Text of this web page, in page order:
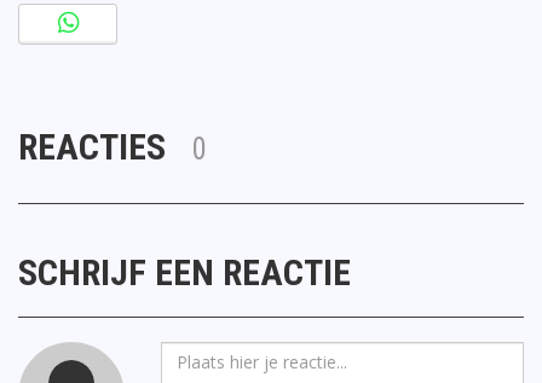
REACTIES 0
SCHRIJF EEN REACTIE